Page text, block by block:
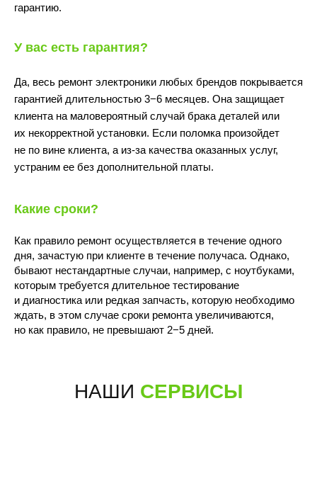
гарантию.
У вас есть гарантия?
Да, весь ремонт электроники любых брендов покрывается
гарантией длительностью 3−6 месяцев. Она защищает
клиента на маловероятный случай брака деталей или
их некорректной установки. Если поломка произойдет
не по вине клиента, а из-за качества оказанных услуг,
устраним ее без дополнительной платы.
Какие сроки?
Как правило ремонт осуществляется в течение одного
дня, зачастую при клиенте в течение получаса. Однако,
бывают нестандартные случаи, например, с ноутбуками,
которым требуется длительное тестирование
и диагностика или редкая запчасть, которую необходимо
ждать, в этом случае сроки ремонта увеличиваются,
но как правило, не превышают 2−5 дней.
НАШИ СЕРВИСЫ
Волжский бульвар, 7
(Перекрёсток) м.Текстильщики
10:00 - 22:00